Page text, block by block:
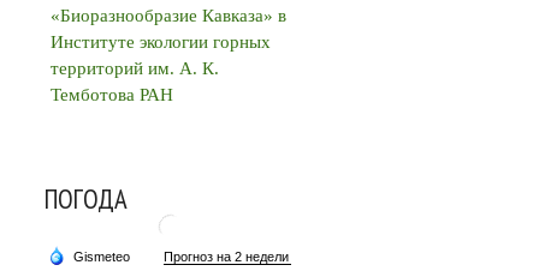
«Биоразнообразие Кавказа» в
Институте экологии горных
территорий им. А. К.
Темботова РАН
ПОГОДА